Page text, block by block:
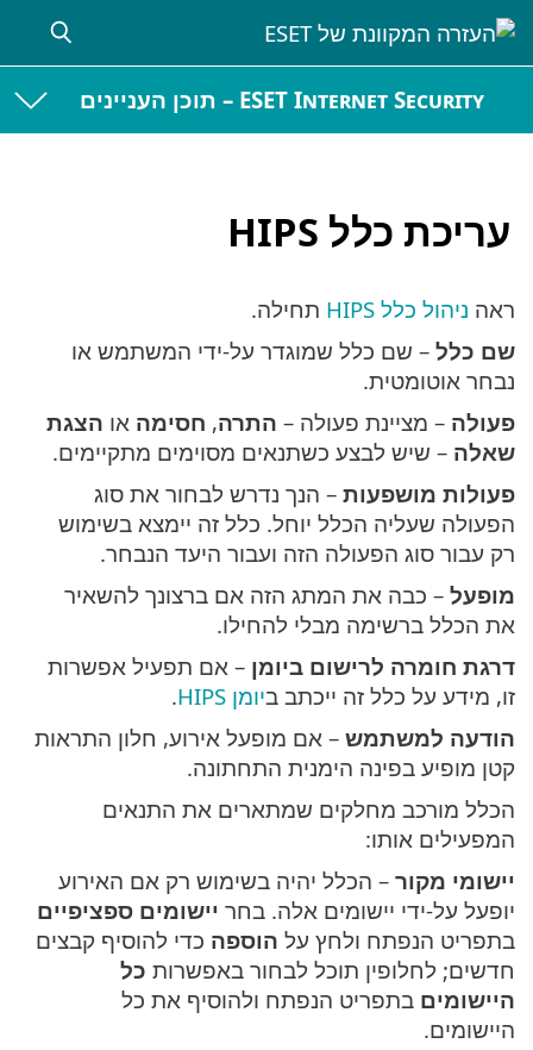
ESET Internet Security – תוכן העניינים
עריכת כלל HIPS
ראה ניהול כלל HIPS
תחילה.
שם כלל – שם כלל שמוגדר על-ידי המשתמש או
נבחר אוטומטית.
פעולה – מציינת פעולה – התרה, חסימה או הצגת
שאלה – שיש לבצע כשתנאים מסוימים מתקיימים.
פעולות מושפעות – הנך נדרש לבחור את סוג
הפעולה שעליה הכלל יוחל. כלל זה יימצא בשימוש
רק עבור סוג הפעולה הזה ועבור היעד הנבחר.
מופעל – כבה את המתג הזה אם ברצונך להשאיר
את הכלל ברשימה מבלי להחילו.
דרגת חומרה לרישום ביומן – אם תפעיל אפשרות
זו, מידע על כלל זה ייכתב ביומן HIPS
.
הודעה למשתמש – אם מופעל אירוע, חלון התראות
קטן מופיע בפינה הימנית התחתונה.
הכלל מורכב מחלקים שמתארים את התנאים
המפעילים אותו:
יישומי מקור – הכלל יהיה בשימוש רק אם האירוע
יופעל על-ידי יישומים אלה. בחר יישומים ספציפיים
בתפריט הנפתח ולחץ על הוספה כדי להוסיף קבצים
חדשים; לחלופין תוכל לבחור באפשרות כל
היישומים בתפריט הנפתח ולהוסיף את כל
היישומים.